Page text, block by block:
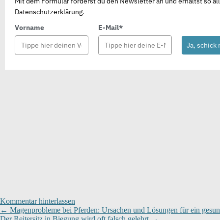
Datenschutzerklärung.
Vorname
E-Mail*
Ja, schick
Kommentar hinterlassen
← Magenprobleme bei Pferden: Ursachen und Lösungen für ein